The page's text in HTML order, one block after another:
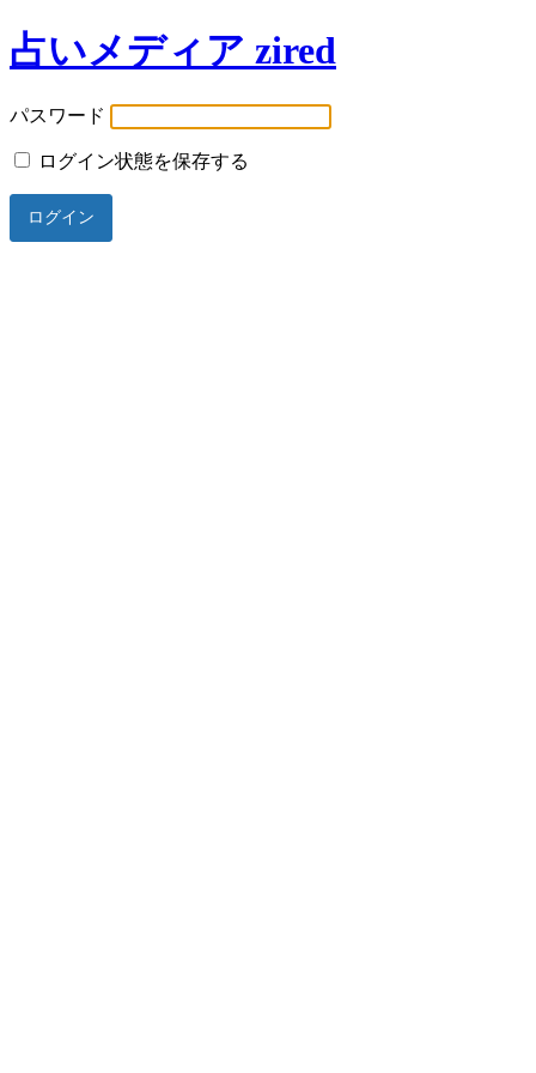
占いメディア zired
パスワード
ログイン状態を保存する